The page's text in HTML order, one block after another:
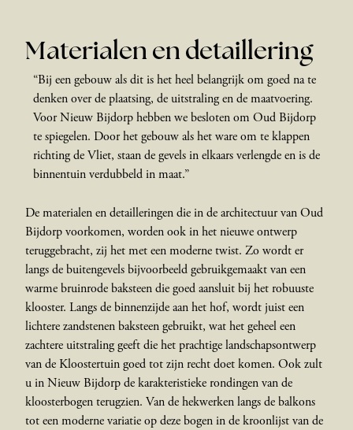
Materialen en detaillering
“Bij een gebouw als dit is het heel belangrijk om goed na te
denken over de plaatsing, de uitstraling en de maatvoering.
Voor Nieuw Bijdorp hebben we besloten om Oud Bijdorp
te spiegelen. Door het gebouw als het ware om te klappen
richting de Vliet, staan de gevels in elkaars verlengde en is de
binnentuin verdubbeld in maat.”
De materialen en detailleringen die in de architectuur van Oud
Bijdorp voorkomen, worden ook in het nieuwe ontwerp
teruggebracht, zij het met een moderne twist. Zo wordt er
langs de buitengevels bijvoorbeeld gebruikgemaakt van een
warme bruinrode baksteen die goed aansluit bij het robuuste
klooster. Langs de binnenzijde aan het hof, wordt juist een
lichtere zandstenen baksteen gebruikt, wat het geheel een
zachtere uitstraling geeft die het prachtige landschapsontwerp
van de Kloostertuin goed tot zijn recht doet komen. Ook zult
u in Nieuw Bijdorp de karakteristieke rondingen van de
kloosterbogen terugzien. Van de hekwerken langs de balkons
tot een moderne variatie op deze bogen in de kroonlijst van de